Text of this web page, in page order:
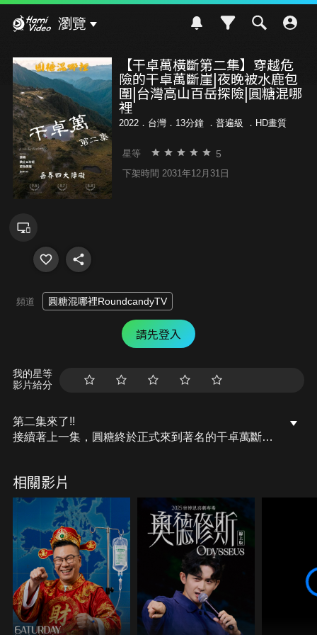
瀏覽
【干卓萬橫斷第二集】穿越危
險的干卓萬斷崖|夜晚被水鹿包
圍|台灣高山百岳探險|圓糖混哪
裡
2022．台灣．13分鐘 ． 普遍級 ．HD畫質
星等 5
下架時間 2031年12月31日
頻道 圓糖混哪裡RoundcandyTV
請先登入
我的星等
影片給分
第二集來了!!
接續著上一集，圓糖終於正式來到著名的干卓萬斷
地勢險惡的干卓萬橫斷
究竟圓糖一行人發生了什麼樣的故事呢!!
相關影片